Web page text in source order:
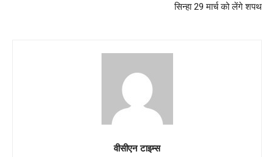
सिन्हा 29 मार्च को लेंगे शपथ
वीसीएन टाइम्स